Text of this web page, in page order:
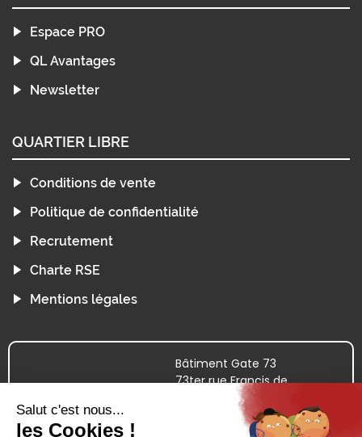
Espace PRO
QL Avantages
Newsletter
QUARTIER LIBRE
Conditions de vente
Politique de confidentialité
Recrutement
Charte RSE
Mentions légales
Bâtiment Gate 73
73ter rue Francis de
69100 VILLEURBANNE
09.72.38.52.44